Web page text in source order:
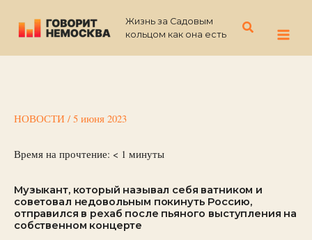
содержимому
Жизнь за Садовым
кольцом как она есть
Поиск
НОВОСТИ / 5 июня 2023
Время на прочтение: < 1 минуты
Музыкант, который называл себя ватником и
советовал недовольным покинуть Россию,
отправился в рехаб после пьяного выступления на
собственном концерте